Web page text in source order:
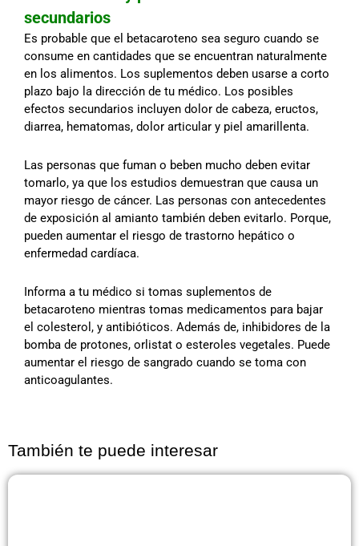
secundarios
Es probable que el betacaroteno sea seguro cuando se
consume en cantidades que se encuentran naturalmente
en los alimentos. Los suplementos deben usarse a corto
plazo bajo la dirección de tu médico. Los posibles
efectos secundarios incluyen dolor de cabeza, eructos,
diarrea, hematomas, dolor articular y piel amarillenta.
Las personas que fuman o beben mucho deben evitar
tomarlo, ya que los estudios demuestran que causa un
mayor riesgo de cáncer. Las personas con antecedentes
de exposición al amianto también deben evitarlo. Porque,
pueden aumentar el riesgo de trastorno hepático o
enfermedad cardíaca.
Informa a tu médico si tomas suplementos de
betacaroteno mientras tomas medicamentos para bajar
el colesterol, y antibióticos. Además de, inhibidores de la
bomba de protones, orlistat o esteroles vegetales. Puede
aumentar el riesgo de sangrado cuando se toma con
anticoagulantes.
También te puede interesar